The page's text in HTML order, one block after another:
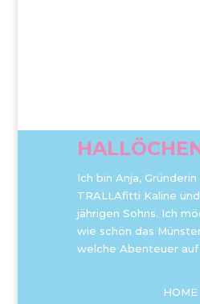
Ich bin Anja,
TRALLAfitti Kaline
jährigen Sohns. Ich
wie schön das
welche Abenteuer
HOME